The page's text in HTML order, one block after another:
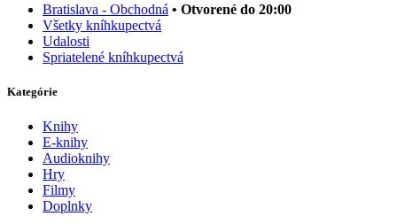
Bratislava - Obchodná • Otvorené do 20:00
Všetky kníhkupectvá
Udalosti
Spriatelené kníhkupectvá
Kategórie
Knihy
E-knihy
Audioknihy
Hry
Filmy
Doplnky